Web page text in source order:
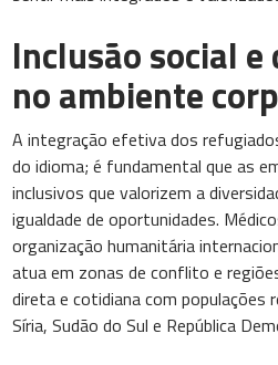
Inclusão social
no ambiente
A integração efetiva dos
do idioma; é fundamental que as
inclusivos que valorizem a
igualdade de oportunidades.
organização humanitária
atua em zonas de conflito e
direta e cotidiana com populações
Síria, Sudão do Sul e República